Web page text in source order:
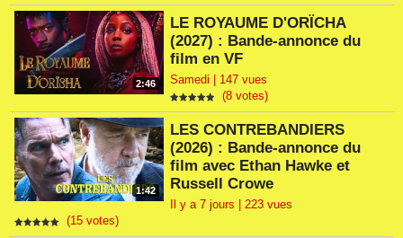
2:46
LE ROYAUME D'ORÏCHA
(2027) : Bande-annonce du
film en VF
Samedi | 147 vues
(8 votes)
1:42
LES CONTREBANDIERS
(2026) : Bande-annonce du
film avec Ethan Hawke et
Russell Crowe
Il y a 7 jours | 223 vues
(15 votes)